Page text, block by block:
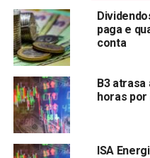
produziria trajetória de
Por outro lado, novos
fiscais de resposta à
demanda agregada e
elevar os prêmios de risco
recente nos indicadores
pública, o risco fiscal
assimetria altista no
paga e
conta
B3
horas
ISA